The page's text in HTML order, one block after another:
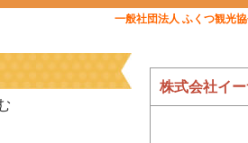
一般社団法人 ふくつ観光
株式会社イ